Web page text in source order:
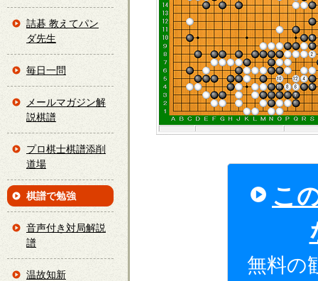
こ
無料の
詰碁 教えてパン
ダ先生
毎日一問
メールマガジン解
説棋譜
プロ棋士棋譜添削
道場
棋譜で勉強
音声付き対局解説
譜
温故知新